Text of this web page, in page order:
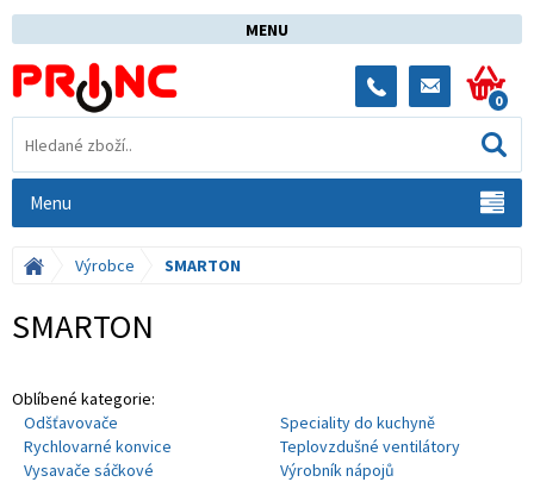
MENU
0
Menu
Výrobce SMARTON
SMARTON
Oblíbené kategorie:
Odšťavovače
Speciality do kuchyně
Rychlovarné konvice
Teplovzdušné ventilátory
Vysavače sáčkové
Výrobník nápojů